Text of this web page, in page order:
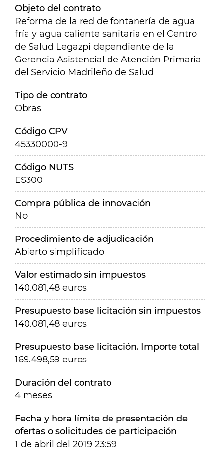
Objeto del contrato
Reforma de la red de fontanería de agua
fría y agua caliente sanitaria en el Centro
de Salud Legazpi dependiente de la
Gerencia Asistencial de Atención Primaria
del Servicio Madrileño de Salud
Tipo de contrato
Obras
Código CPV
45330000-9
Código NUTS
ES300
Compra pública de innovación
No
Procedimiento de adjudicación
Abierto simplificado
Valor estimado sin impuestos
140.081,48 euros
Presupuesto base licitación sin impuestos
140.081,48 euros
Presupuesto base licitación. Importe total
169.498,59 euros
Duración del contrato
4 meses
Fecha y hora límite de presentación de
ofertas o solicitudes de participación
1 de abril del 2019 23:59